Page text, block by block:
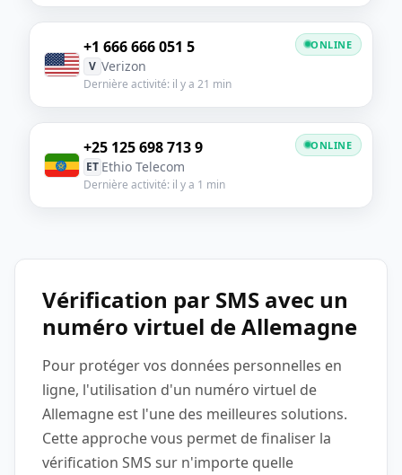
+1 666 666 051 5
V Verizon
Dernière activité: il y a 21 min
ONLINE
+25 125 698 713 9
ET Ethio Telecom
Dernière activité: il y a 1 min
ONLINE
Vérification par SMS avec un
numéro virtuel de Allemagne
Pour protéger vos données personnelles en
ligne, l'utilisation d'un numéro virtuel de
Allemagne est l'une des meilleures solutions.
Cette approche vous permet de finaliser la
vérification SMS sur n'importe quelle